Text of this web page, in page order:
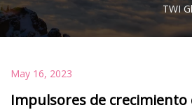
TWI
May 16, 2023
Impulsores de crecimiento